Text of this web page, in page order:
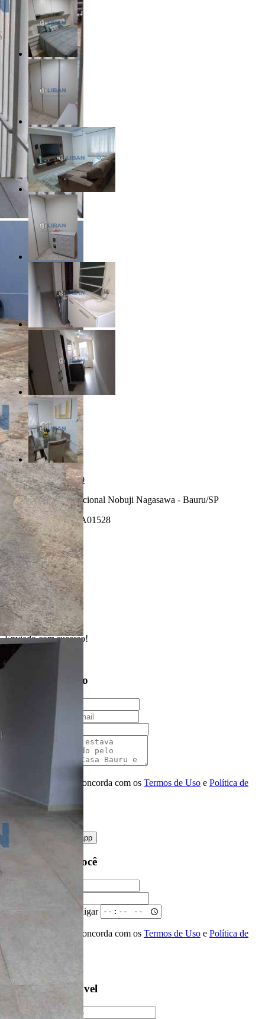
R$ 295.000,00
Núcleo Habitacional Nobuji Nagasawa - Bauru/SP
Referência: CA01528
2 Quartos
1 Banheiro
3 Vagas
114.00 m²
200.00 m²
Realizado
Enviado com sucesso!
Entre em contato
Ao ENVIAR você concorda com os Termos de Uso e Política de
Privacidade
OU
whatsapp
Ligamos para você
Melhor horário para ligar
Ao ENVIAR você concorda com os Termos de Uso e Política de
Privacidade
Indique este imóvel